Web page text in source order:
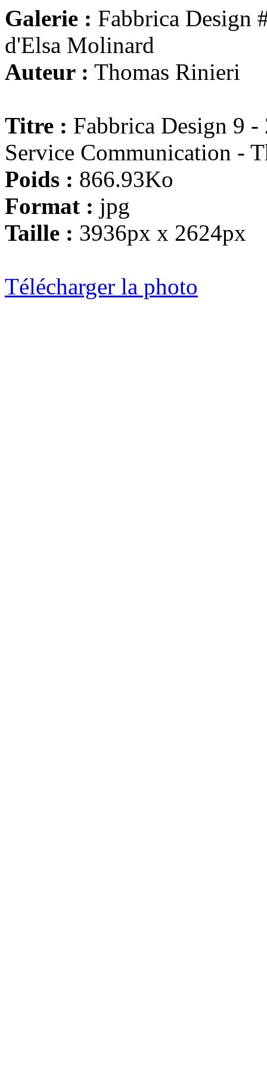
Galerie : Fabbrica Design
d'Elsa Molinard
Auteur : Thomas Rinieri
Titre : Fabbrica Design 9
Service Communication -
Poids : 866.93Ko
Format : jpg
Taille : 3936px x 2624px
Télécharger la photo